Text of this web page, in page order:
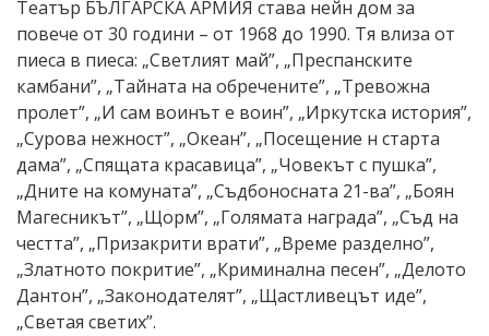
Театър БЪЛГАРСКА АРМИЯ става нейн дом за
повече от 30 години – от 1968 до 1990. Тя влиза от
пиеса в пиеса: „Светлият май”, „Преспанските
камбани”, „Тайната на обречените”, „Тревожна
пролет”, „И сам воинът е воин”, „Иркутска история”,
„Сурова нежност”, „Океан”, „Посещение н старта
дама”, „Спящата красавица”, „Човекът с пушка”,
„Дните на комуната”, „Съдбоносната 21-ва”, „Боян
Магесникът”, „Щорм”, „Голямата награда”, „Съд на
честта”, „Призакрити врати”, „Време разделно”,
„Златното покритие”, „Криминална песен”, „Делото
Дантон”, „Законодателят”, „Щастливецът иде”,
„Светая светих”.